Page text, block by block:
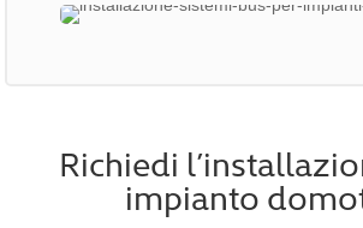
Richiedi
impianto